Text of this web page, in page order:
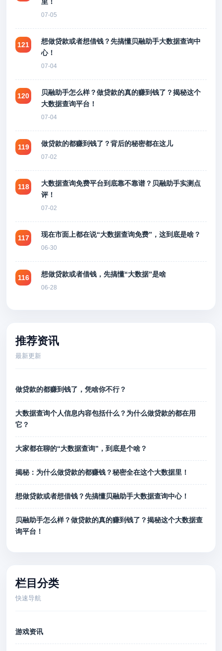
07-05
121
想做贷款或者想借钱？先搞懂贝融助手大数据查询中
心！
07-04
120
贝融助手怎么样？做贷款的真的赚到钱了？揭秘这个
大数据查询平台！
07-04
119 做贷款的都赚到钱了？背后的秘密都在这儿
07-02
118
大数据查询免费平台到底靠不靠谱？贝融助手实测点
评！
07-02
117 现在市面上都在说“大数据查询免费”，这到底是啥？
06-30
116 想做贷款或者借钱，先搞懂“大数据”是啥
06-28
推荐资讯
最新更新
做贷款的都赚到钱了，凭啥你不行？
大数据查询个人信息内容包括什么？为什么做贷款的都在用
它？
大家都在聊的“大数据查询”，到底是个啥？
揭秘：为什么做贷款的都赚钱？秘密全在这个大数据里！
想做贷款或者想借钱？先搞懂贝融助手大数据查询中心！
贝融助手怎么样？做贷款的真的赚到钱了？揭秘这个大数据查
询平台！
栏目分类
快速导航
游戏资讯